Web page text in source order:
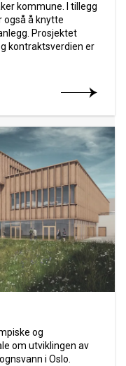
kommune. I tillegg
også å knytte
Prosjektet
kontraktsverdien er
og
om utviklingen av
i Oslo.